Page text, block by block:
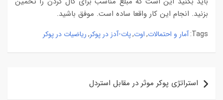
بزنید. انجام این کار واقعا ساده است. موفق باشید.
Tags: آمار و احتمالات, اوت,پات-آدز در پوکر, ریاضیات در پوکر
نوشتهاستراتژی پوکر موثر در مقابل استردل